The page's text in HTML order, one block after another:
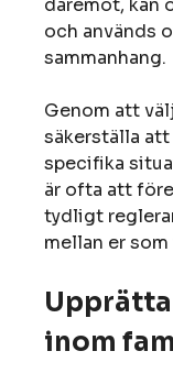
däremot, kan
och används
sammanhang.
Genom att
säkerställa
specifika
är ofta att
tydligt
mellan er
inom